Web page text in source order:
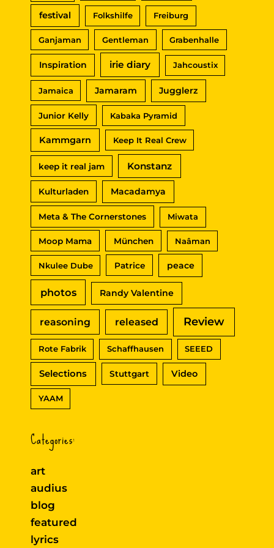
festival Folkshilfe Freiburg
Ganjaman Gentleman Grabenhalle
Inspiration irie diary Jahcoustix
Jamaica Jamaram Jugglerz
Junior Kelly Kabaka Pyramid
Kammgarn Keep It Real Crew
keep it real jam Konstanz
Kulturladen Macadamya
Meta & The Cornerstones Miwata
Moop Mama München Naâman
Nkulee Dube Patrice peace
photos Randy Valentine
reasoning released Review
Rote Fabrik Schaffhausen SEEED
Selections Stuttgart Video
YAAM
Categories:
art
audius
blog
featured
lyrics